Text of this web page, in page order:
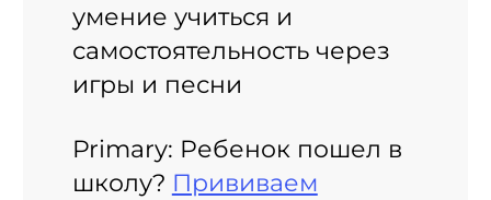
умение учиться и
самостоятельность через
игры и песни
Primary: Ребенок пошел в
школу? Прививаем